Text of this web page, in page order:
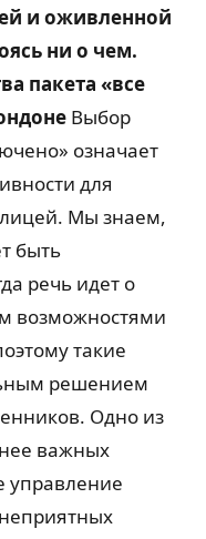
и оживленной
ни о чем.
пакета «все
Выбор
означает
для
Мы знаем,
быть
речь идет о
возможностями
такие
решением
Одно из
важных